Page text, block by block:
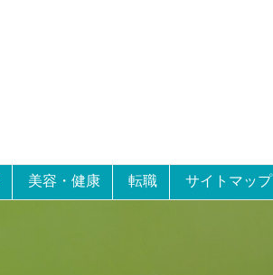
美容・健康 転職 サイトマップ